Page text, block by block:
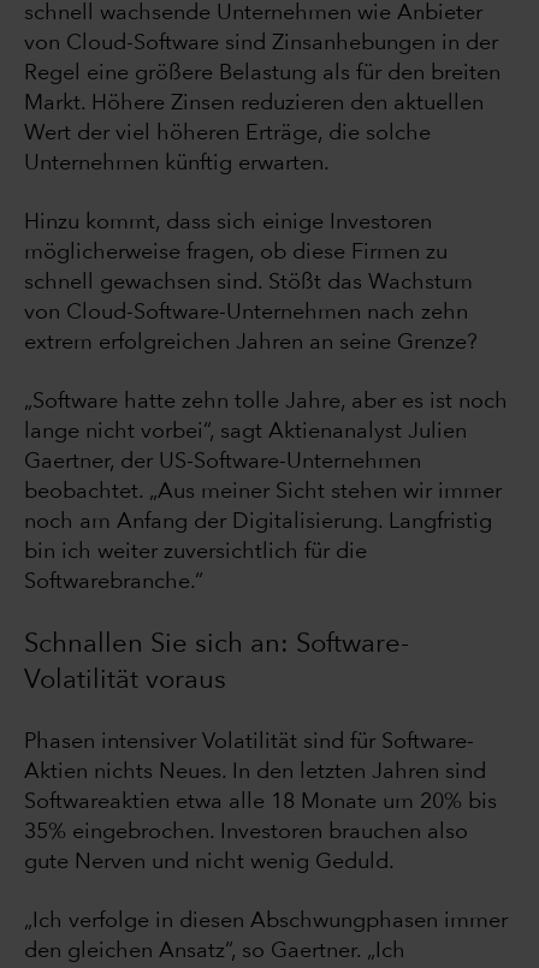
schnell wachsende Unternehmen wie Anbieter
von Cloud-Software sind Zinsanhebungen in der
Regel eine größere Belastung als für den breiten
Markt. Höhere Zinsen reduzieren den aktuellen
Wert der viel höheren Erträge, die solche
Unternehmen künftig erwarten.
Hinzu kommt, dass sich einige Investoren
möglicherweise fragen, ob diese Firmen zu
schnell gewachsen sind. Stößt das Wachstum
von Cloud-Software-Unternehmen nach zehn
extrem erfolgreichen Jahren an seine Grenze?
„Software hatte zehn tolle Jahre, aber es ist noch
lange nicht vorbei“, sagt Aktienanalyst Julien
Gaertner, der US-Software-Unternehmen
beobachtet. „Aus meiner Sicht stehen wir immer
noch am Anfang der Digitalisierung. Langfristig
bin ich weiter zuversichtlich für die
Softwarebranche.“
Schnallen Sie sich an: Software-
Volatilität voraus
Phasen intensiver Volatilität sind für Software-
Aktien nichts Neues. In den letzten Jahren sind
Softwareaktien etwa alle 18 Monate um 20% bis
35% eingebrochen. Investoren brauchen also
gute Nerven und nicht wenig Geduld.
„Ich verfolge in diesen Abschwungphasen immer
den gleichen Ansatz“, so Gaertner. „Ich